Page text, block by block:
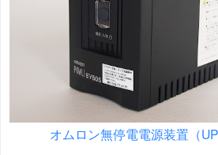
オムロン無停電電源装置（